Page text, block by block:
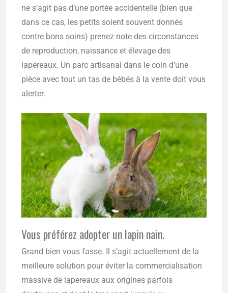
ne s’agit pas d’une portée accidentelle (bien que
dans ce cas, les petits soient souvent donnés
contre bons soins) prenez note des circonstances
de reproduction, naissance et élevage des
lapereaux. Un parc artisanal dans le coin d’une
pièce avec tout un tas de bébés à la vente doit vous
alerter.
Vous préférez adopter un lapin nain.
Grand bien vous fasse. Il s’agit actuellement de la
meilleure solution pour éviter la commercialisation
massive de lapereaux aux origines parfois